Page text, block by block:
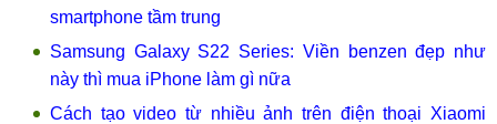
smartphone tầm trung
Samsung Galaxy S22 Series: Viền benzen đẹp như
này thì mua iPhone làm gì nữa
Cách tạo video từ nhiều ảnh trên điện thoại Xiaomi